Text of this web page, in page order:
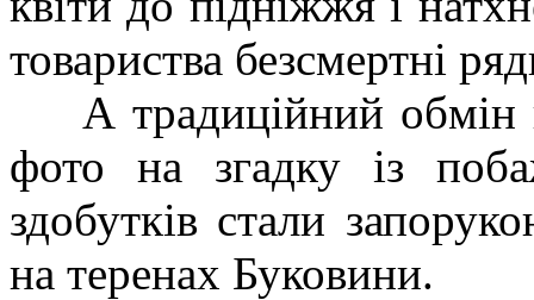
товариства безсмертні
А традиційний обмін
фото на згадку із
здобутків стали
на теренах Буковини.